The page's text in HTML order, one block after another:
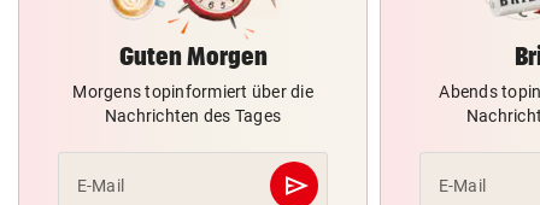
Guten Morgen
Morgens topinformiert über die
Nachrichten des Tages
E-Mail send
Abschicken
Abends
E-Mail